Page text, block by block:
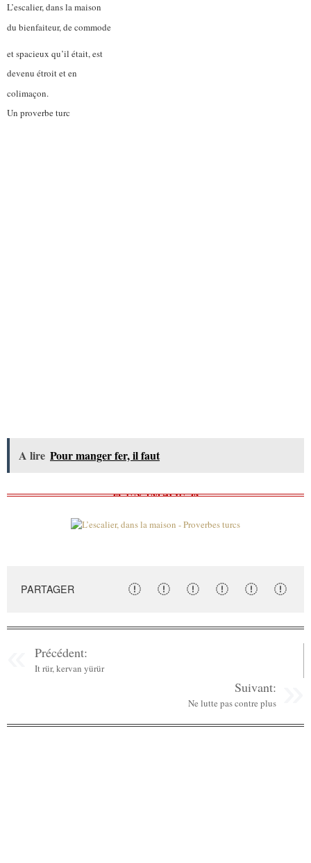
L’escalier, dans la maison
du bienfaiteur, de commode
et spacieux qu’il était, est
devenu étroit et en
colimaçon.
Un proverbe turc
A lire Pour manger fer, il faut
PARTAGER
Précédent:
It rür, kervan yürür
Suivant:
Ne lutte pas contre plus